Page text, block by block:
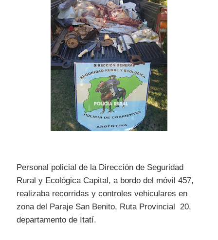
Personal policial de la Dirección de Seguridad
Rural y Ecológica Capital, a bordo del móvil 457,
realizaba recorridas y controles vehiculares en
zona del Paraje San Benito, Ruta Provincial 20,
departamento de Itatí.